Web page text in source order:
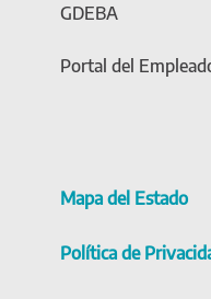
GDEBA
Portal del
Mapa del Estado
Política de